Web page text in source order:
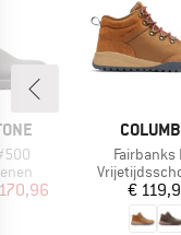
prijs
MERK
Artikel
Fairbanks
€